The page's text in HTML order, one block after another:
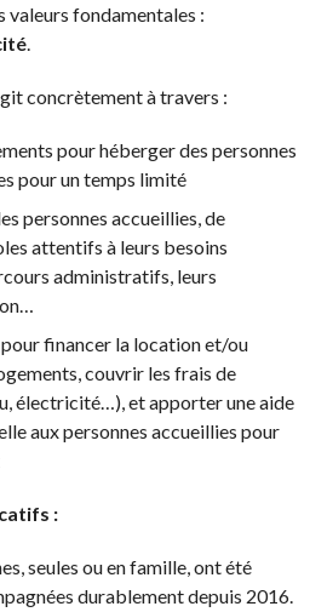
valeurs fondamentales :
.
concrètement à travers :
pour héberger des personnes
pour un temps limité
personnes accueillies, de
attentifs à leurs besoins
administratifs, leurs
financer la location et/ou
couvrir les frais de
électricité…), et apporter une aide
aux personnes accueillies pour
:
seules ou en famille, ont été
durablement depuis 2016.